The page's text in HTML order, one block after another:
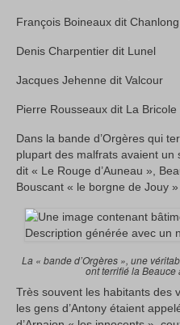
François Boineaux dit Chanlong
Denis Charpentier dit Lunel
Jacques Jehenne dit Valcour
Pierre Rousseaux dit La Bricole
Dans la bande d’Orgères qui
plupart des malfrats avaient un
dit « Le Rouge d’Auneau »,
Bouscant « le borgne de Jouy »
La « bande d’Orgères », une
ont terrifié la Beauce
Très souvent les habitants des
les gens d’Antony étaient